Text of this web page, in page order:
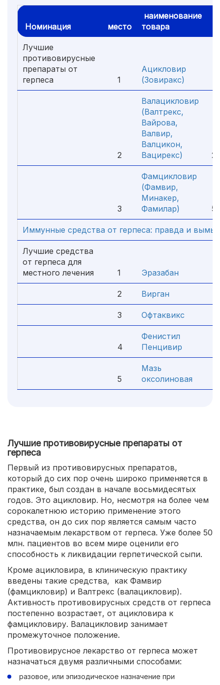
Номинация место
наименование
товара
Лучшие
противовирусные
препараты от
герпеса
1
Ацикловир
(Зовиракс)
2
Валацикловир
(Валтрекс,
Вайрова,
Валвир,
Валцикон,
Вацирекс)
3
Фамцикловир
(Фамвир,
Минакер,
Фамилар)
Иммунные средства от герпеса: правда и
Лучшие средства
от герпеса для
местного лечения
1 Эразабан
2 Вирган
3 Офтаквикс
4
Фенистил
Пенцивир
5
Мазь
оксолиновая
Лучшие противовирусные препараты от
герпеса
Первый из противовирусных препаратов,
который до сих пор очень широко применяется в
практике, был создан в начале восьмидесятых
годов. Это ацикловир. Но, несмотря на более чем
сорокалетнюю историю применение этого
средства, он до сих пор является самым часто
назначаемым лекарством от герпеса. Уже более 50
млн. пациентов во всем мире оценили его
способность к ликвидации герпетической сыпи.
Кроме ацикловира, в клиническую практику
введены такие средства, как Фамвир
(фамцикловир) и Валтрекс (валацикловир).
Активность противовирусных средств от герпеса
постепенно возрастает, от ацикловира к
фамцикловиру. Валацикловир занимает
промежуточное положение.
Противовирусное лекарство от герпеса может
назначаться двумя различными способами:
разовое, или эпизодическое назначение при